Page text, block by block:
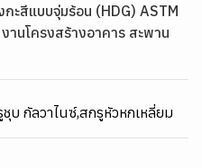
ะสีแบบจุ่มร้อน (HDG) ASTM
านโครงสร้างอาคาร สะพาน
บ กัลวาไนซ์,สกรูหัวหกเหลี่ยม